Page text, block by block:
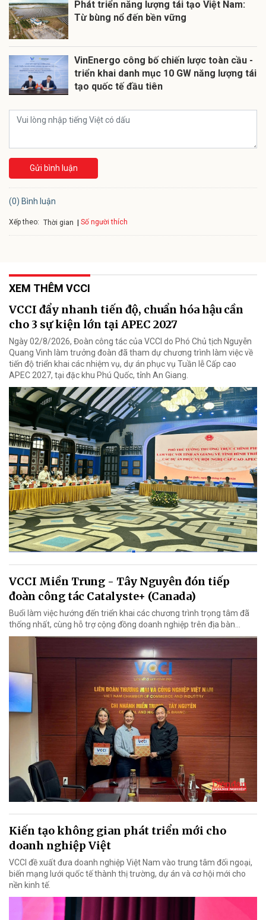
Phát triển năng lượng tái tạo Việt Nam:
Từ bùng nổ đến bền vững
VinEnergo công bố chiến lược toàn cầu -
triển khai danh mục 10 GW năng lượng tái
tạo quốc tế đầu tiên
Gửi bình luận
(0) Bình luận
Xếp theo: Thời gian Số người thích
XEM THÊM VCCI
VCCI đẩy nhanh tiến độ, chuẩn hóa hậu cần
cho 3 sự kiện lớn tại APEC 2027
Ngày 02/8/2026, Đoàn công tác của VCCI do Phó Chủ tịch Nguyễn
Quang Vinh làm trưởng đoàn đã tham dự chương trình làm việc về
tiến độ triển khai các nhiệm vụ, dự án phục vụ Tuần lễ Cấp cao
APEC 2027, tại đặc khu Phú Quốc, tỉnh An Giang.
VCCI Miền Trung - Tây Nguyên đón tiếp
đoàn công tác Catalyste+ (Canada)
Buổi làm việc hướng đến triển khai các chương trình trọng tâm đã
thống nhất, cùng hỗ trợ cộng đồng doanh nghiệp trên địa bàn...
Kiến tạo không gian phát triển mới cho
doanh nghiệp Việt
VCCI đề xuất đưa doanh nghiệp Việt Nam vào trung tâm đối ngoại,
biến mạng lưới quốc tế thành thị trường, dự án và cơ hội mới cho
nền kinh tế.